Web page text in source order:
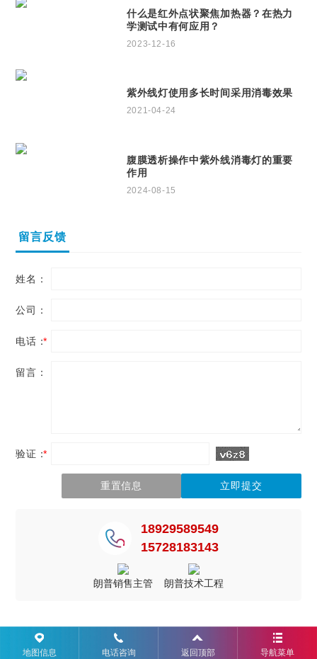
什么是红外点状聚焦加热器？在热力
学测试中有何应用？
2023-12-16
紫外线灯使用多长时间采用消毒效果
2021-04-24
腹膜透析操作中紫外线消毒灯的重要
作用
2024-08-15
留言反馈
姓名：
公司：
电话：
*
留言：
验证：
*
18929589549
15728183143
朗普销售主管 朗普技术工程
地图信息 电话咨询 返回顶部 导航菜单